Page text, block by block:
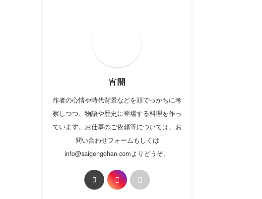
宵闇
作者の心情や時代背景などを頭でっかちに考
察しつつ、物語や歴史に登場する料理を作っ
ています。お仕事のご依頼等については、お
問い合わせフォームもしくは
info@saigengohan.comよりどうぞ。